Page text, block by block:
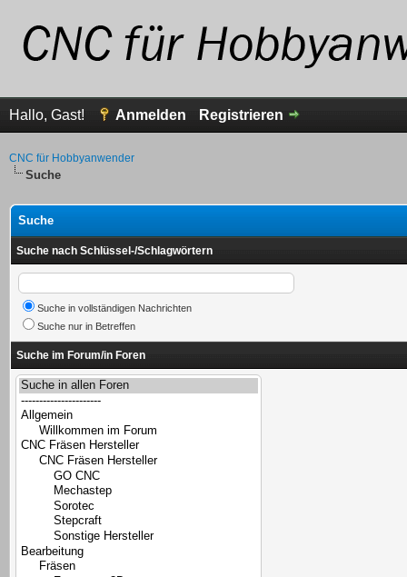
Hallo, Gast! Anmelden Registrieren
CNC für Hobbyanwender
Suche
Suche
Suche nach Schlüssel-/Schlagwörtern
Suche in vollständigen Nachrichten
Suche nur in Betreffen
Suche im Forum/in Foren